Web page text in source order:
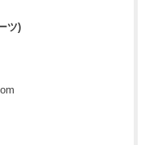
ツ)